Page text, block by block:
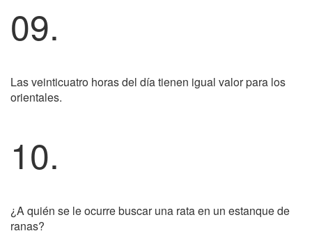
09.
Las veinticuatro horas del día tienen igual valor para los
orientales.
10.
¿A quién se le ocurre buscar una rata en un estanque de
ranas?